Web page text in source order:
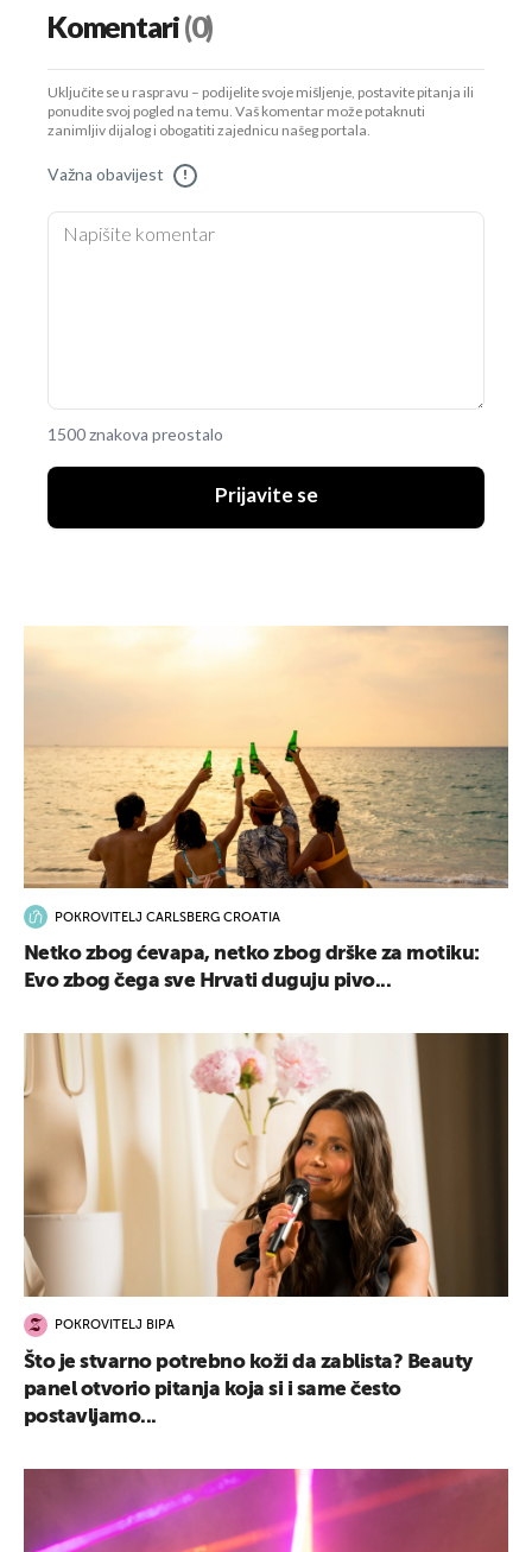
Komentari(0)
Uključite se u raspravu – podijelite svoje mišljenje, postavite pitanja ili
ponudite svoj pogled na temu. Vaš komentar može potaknuti
zanimljiv dijalog i obogatiti zajednicu našeg portala.
Važna obavijest !
1500 znakova preostalo
Prijavite se
POKROVITELJ CARLSBERG CROATIA
Netko zbog ćevapa, netko zbog drške za motiku:
Evo zbog čega sve Hrvati duguju pivo...
POKROVITELJ BIPA
Što je stvarno potrebno koži da zablista? Beauty
panel otvorio pitanja koja si i same često
postavljamo...